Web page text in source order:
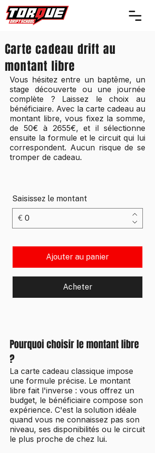
Carte cadeau drift au
montant libre
Vous hésitez entre un baptême, un
stage découverte ou une journée
complète ? Laissez le choix au
bénéficiaire. Avec la carte cadeau au
montant libre, vous fixez la somme,
de 50€ à 2655€, et il sélectionne
ensuite la formule et le circuit qui lui
correspondent. Aucun risque de se
tromper de cadeau.
Saisissez le montant
€
Ajouter au panier
Acheter
Pourquoi choisir le montant libre
?
La carte cadeau classique impose
une formule précise. Le montant
libre fait l'inverse : vous offrez un
budget, le bénéficiaire compose son
expérience. C'est la solution idéale
quand vous ne connaissez pas son
niveau, ses disponibilités ou le circuit
le plus proche de chez lui.